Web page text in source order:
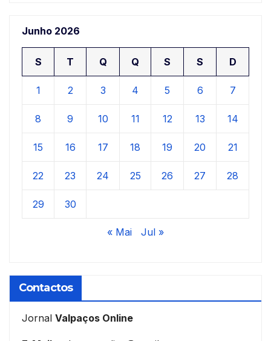
Junho 2026
S T Q Q S S D
1 2 3 4 5 6 7
8 9 10 11 12 13 14
15 16 17 18 19 20 21
22 23 24 25 26 27 28
29 30
« Mai Jul »
Contactos
Jornal Valpaços Online